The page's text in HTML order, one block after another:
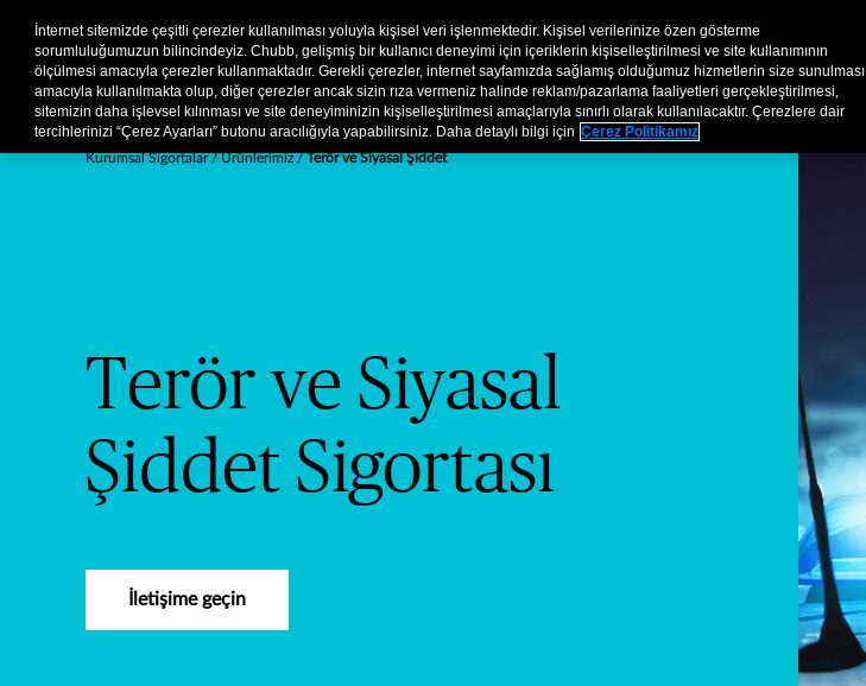
Kurumsal Hasar Şikayet
Kurumsal Sigortalar Ürünlerimiz Terör ve Siyasal Şiddet
Terör ve Siyasal
Şiddet Sigortası
İletişime geçin
İnternet sitemizde çeşitli çerezler kullanılması yoluyla kişisel veri işlenmektedir. Kişisel verilerinize özen gösterme
sorumluluğumuzun bilincindeyiz. Chubb, gelişmiş bir kullanıcı deneyimi için içeriklerin kişiselleştirilmesi ve site kullanımının
ölçülmesi amacıyla çerezler kullanmaktadır. Gerekli çerezler, internet sayfamızda sağlamış olduğumuz hizmetlerin size sunulması
amacıyla kullanılmakta olup, diğer çerezler ancak sizin rıza vermeniz halinde reklam/pazarlama faaliyetleri gerçekleştirilmesi,
sitemizin daha işlevsel kılınması ve site deneyiminizin kişiselleştirilmesi amaçlarıyla sınırlı olarak kullanılacaktır. Çerezlere dair
tercihlerinizi “Çerez Ayarları” butonu aracılığıyla yapabilirsiniz. Daha detaylı bilgi için Çerez Politikamız